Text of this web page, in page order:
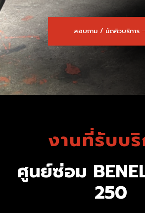
สอบถาม / นัดคิวบริการ
งานที่รับบริ
ศูนย์ซ่อม
250